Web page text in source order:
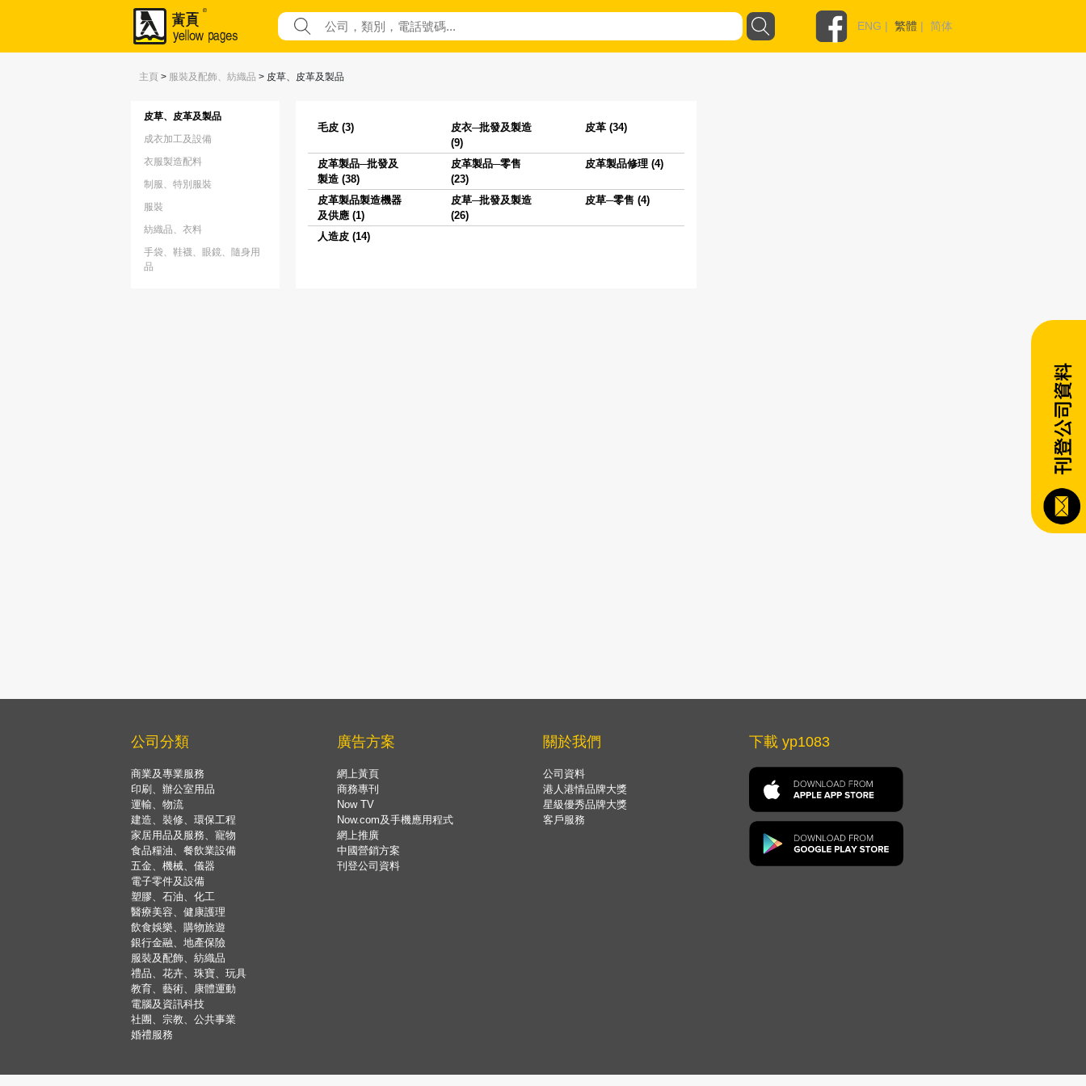
ENG | 繁體 | 简体
主頁 > 服裝及配飾、紡織品 > 皮草、皮革及製品
皮草、皮革及製品
成衣加工及設備
衣服製造配料
制服、特別服裝
服裝
紡織品、衣料
手袋、鞋襪、眼鏡、隨身用
品
毛皮 (3)
皮衣─批發及製造
(9)
皮革 (34)
皮革製品─批發及
製造 (38)
皮革製品─零售
(23)
皮革製品修理 (4)
皮革製品製造機器
及供應 (1)
皮草─批發及製造
(26)
皮草─零售 (4)
人造皮 (14)
公司分類
商業及專業服務
印刷、辦公室用品
運輸、物流
建造、裝修、環保工程
家居用品及服務、寵物
食品糧油、餐飲業設備
五金、機械、儀器
電子零件及設備
塑膠、石油、化工
醫療美容、健康護理
飲食娛樂、購物旅遊
銀行金融、地產保險
服裝及配飾、紡織品
禮品、花卉、珠寶、玩具
教育、藝術、康體運動
電腦及資訊科技
社團、宗教、公共事業
婚禮服務
廣告方案
網上黃頁
商務專刊
Now TV
Now.com及手機應用程式
網上推廣
中國營銷方案
刊登公司資料
關於我們
公司資料
港人港情品牌大獎
星級優秀品牌大獎
客戶服務
下載 yp1083